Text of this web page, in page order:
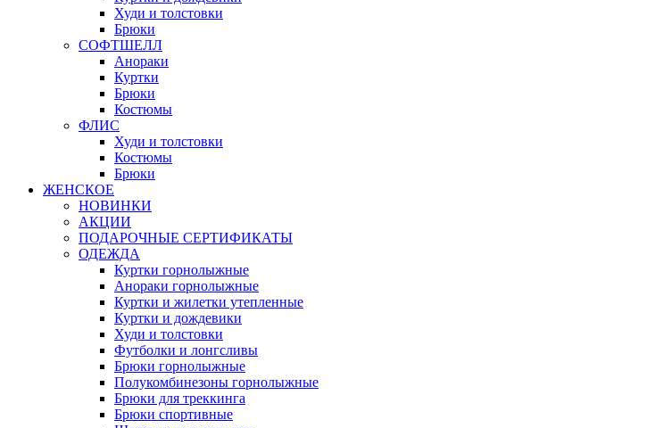
Худи и толстовки
Брюки
СОФТШЕЛЛ
Анораки
Куртки
Брюки
Костюмы
ФЛИС
Худи и толстовки
Костюмы
Брюки
ЖЕНСКОЕ
НОВИНКИ
АКЦИИ
ПОДАРОЧНЫЕ СЕРТИФИКАТЫ
ОДЕЖДА
Куртки горнолыжные
Анораки горнолыжные
Куртки и жилетки утепленные
Куртки и дождевики
Худи и толстовки
Футболки и лонгсливы
Брюки горнолыжные
Полукомбинезоны горнолыжные
Брюки для треккинга
Брюки спортивные